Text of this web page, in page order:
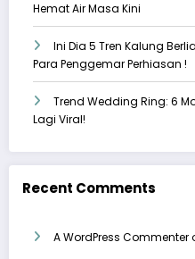
Hemat Air Masa Kini
Ini Dia 5 Tren Kalung
Para Penggemar Perhiasan !
Trend Wedding Ring: 6
Lagi Viral!
Recent Comments
A WordPress Commenter